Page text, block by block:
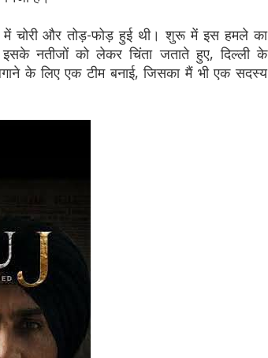
चोरी और तोड़-फोड़ हुई थी। शुरू में इस हमले का
इसके नतीजों को लेकर चिंता जताते हुए, दिल्ली के
के लिए एक टीम बनाई, जिसका मैं भी एक सदस्य